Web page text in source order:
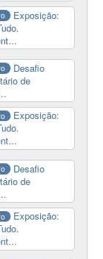
Exposição:
Desafio
de
Exposição:
Desafio
de
Exposição: